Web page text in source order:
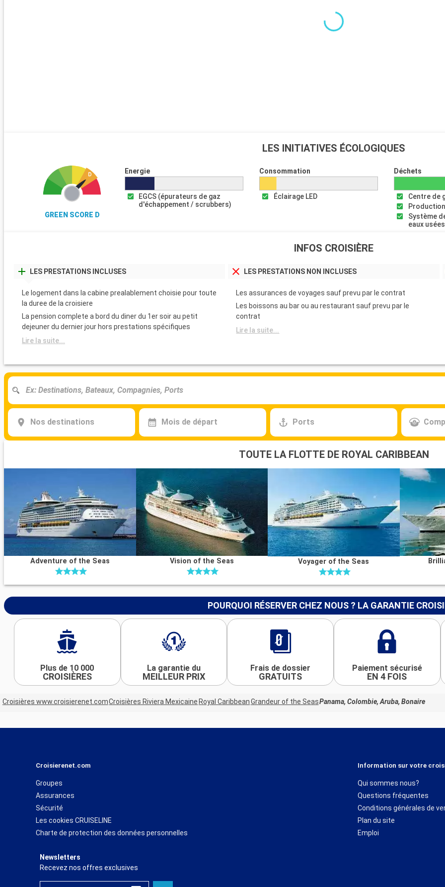
LES INITIATIVES ÉCOLOGIQUES
GREEN SCORE D
Energie
EGCS (épurateurs de gaz
d'échappement / scrubbers)
Consommation
Éclairage LED
Déchets
Centre de
Système
eaux usées
INFOS CROISIÈRE
LES PRESTATIONS INCLUSES
Le logement dans la cabine prealablement choisie pour toute
la duree de la croisiere
La pension complete a bord du diner du 1er soir au petit
dejeuner du dernier jour hors prestations spécifiques
Lire la suite...
LES PRESTATIONS NON INCLUSES
Les assurances de voyages sauf prevu par le contrat
Les boissons au bar ou au restaurant sauf prevu par le
contrat
Lire la suite...
Nos destinations Mois de départ Ports
TOUTE LA FLOTTE DE ROYAL CARIBBEAN
Adventure of the Seas Vision of the Seas Voyager of the Seas
POURQUOI RÉSERVER CHEZ NOUS ? LA GARANTIE
Plus de 10 000
CROISIÈRES
La garantie du
MEILLEUR PRIX
Frais de dossier
GRATUITS
Paiement sécurisé
EN 4 FOIS
Croisières www.croisierenet.comCroisières Riviera Mexicaine Royal CaribbeanGrandeur of the SeasPanama, Colombie, Aruba, Bonaire
Croisierenet.com
Groupes
Assurances
Sécurité
Les cookies CRUISELINE
Charte de protection des données personnelles
Information sur votre
Qui sommes nous?
Questions fréquentes
Conditions générales de
Plan du site
Emploi
Newsletters
Recevez nos offres exclusives